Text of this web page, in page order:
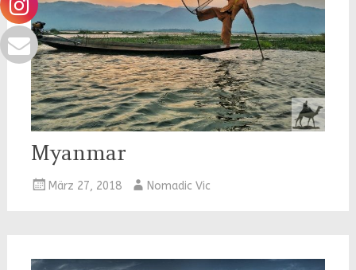
Myanmar
März 27, 2018 Nomadic Vic